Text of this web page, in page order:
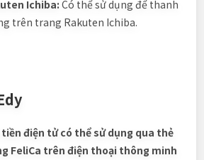
Ichiba: Có thể sử dụng để thanh
trên trang Rakuten Ichiba.
điện tử có thể sử dụng qua thẻ
FeliCa trên điện thoại thông minh